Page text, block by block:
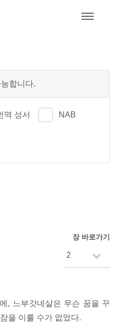
합니다.
역 성서 NAB
장 바로가기
, 느부갓네살은 무슨 꿈을 꾸
을 이룰 수가 없었다.